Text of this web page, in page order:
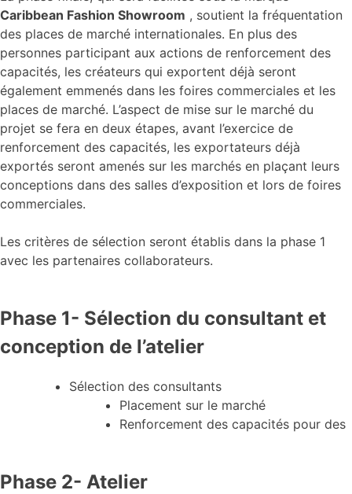
Caribbean Fashion Showroom , soutient la fréquentation
des places de marché internationales. En plus des
personnes participant aux actions de renforcement des
capacités, les créateurs qui exportent déjà seront
également emmenés dans les foires commerciales et les
places de marché. L’aspect de mise sur le marché du
projet se fera en deux étapes, avant l’exercice de
renforcement des capacités, les exportateurs déjà
exportés seront amenés sur les marchés en plaçant leurs
conceptions dans des salles d’exposition et lors de foires
commerciales.
Les critères de sélection seront établis dans la phase 1
avec les partenaires collaborateurs.
Phase 1- Sélection du consultant et
conception de l’atelier
Sélection des consultants
Placement sur le marché
Renforcement des capacités pour des
Phase 2- Atelier